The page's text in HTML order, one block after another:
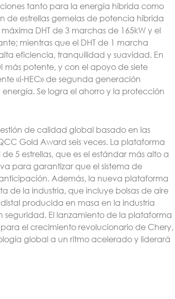
tanto para la energía híbrida como
de estrellas gemelas de potencia híbrida
DHT de 3 marchas de 165kW y el
mientras que el DHT de 1 marcha
eficiencia, tranquilidad y suavidad. En
más potente, y con el apoyo de siete
«i-HEC» de segunda generación
Se logra el ahorro y la protección
de calidad global basado en las
Gold Award seis veces. La plataforma
5 estrellas, que es el estándar más alto a
para garantizar que el sistema de
Además, la nueva plataforma
de la industria, que incluye bolsas de aire
producida en masa en la industria
El lanzamiento de la plataforma
el crecimiento revolucionario de Chery,
global a un ritmo acelerado y liderará